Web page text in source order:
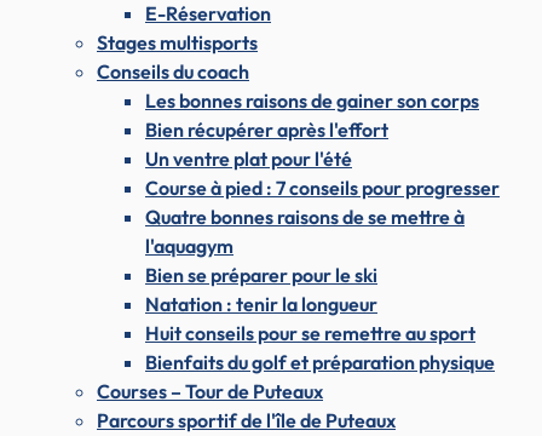
E-Réservation
Stages multisports
Conseils du coach
Les bonnes raisons de gainer son corps
Bien récupérer après l'effort
Un ventre plat pour l'été
Course à pied : 7 conseils pour progresser
Quatre bonnes raisons de se mettre à
l'aquagym
Bien se préparer pour le ski
Natation : tenir la longueur
Huit conseils pour se remettre au sport
Bienfaits du golf et préparation physique
Courses – Tour de Puteaux
Parcours sportif de l'île de Puteaux